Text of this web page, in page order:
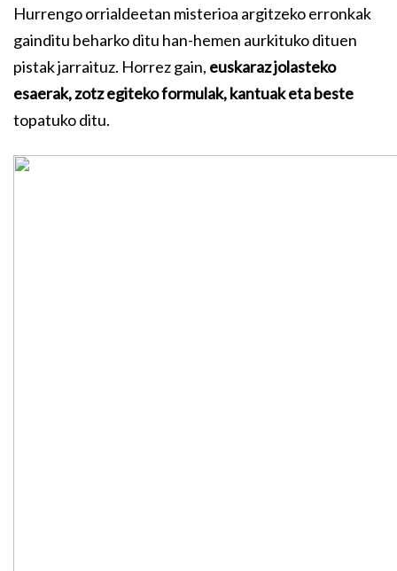
Hurrengo orrialdeetan misterioa argitzeko erronkak
gainditu beharko ditu han-hemen aurkituko dituen
pistak jarraituz. Horrez gain, euskaraz jolasteko
esaerak, zotz egiteko formulak, kantuak eta beste
topatuko ditu.